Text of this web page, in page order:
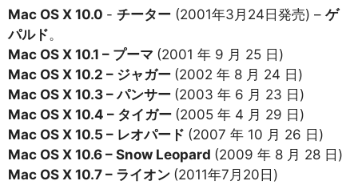
Mac OS X 10.0 - チーター (2001年3月24日発売) – ゲ
パルド。
Mac OS X 10.1 – プーマ (2001 年 9 月 25 日)
Mac OS X 10.2 – ジャガー (2002 年 8 月 24 日)
Mac OS X 10.3 – パンサー (2003 年 6 月 23 日)
Mac OS X 10.4 – タイガー (2005 年 4 月 29 日)
Mac OS X 10.5 – レオパード (2007 年 10 月 26 日)
Mac OS X 10.6 – Snow Leopard (2009 年 8 月 28 日)
Mac OS X 10.7 – ライオン (2011年7月20日)